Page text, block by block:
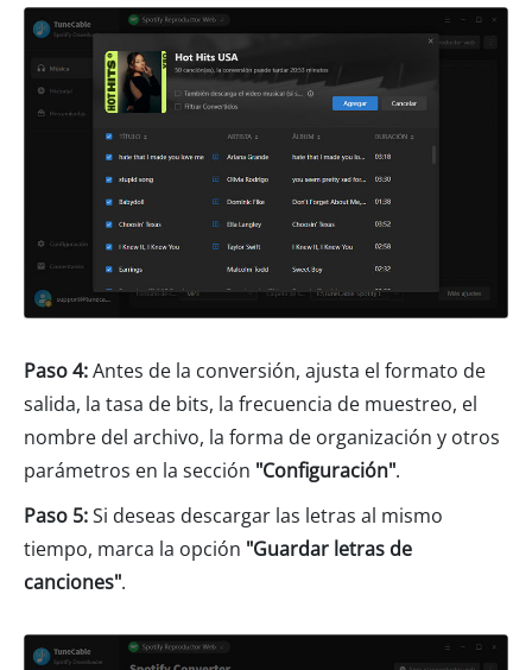
Paso 4:Antes de la conversión, ajusta el formato de
salida, la tasa de bits, la frecuencia de muestreo, el
nombre del archivo, la forma de organización y otros
parámetros en la sección "Configuración".
Paso 5:Si deseas descargar las letras al mismo
tiempo, marca la opción "Guardar letras de
canciones".